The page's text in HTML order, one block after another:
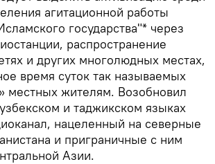
агитационной работы
государства"* через
распространение
и других многолюдных местах,
время суток так называемых
местных жителям. Возобновил
и таджикском языках
нацеленный на северные
и приграничные с ним
Азии.